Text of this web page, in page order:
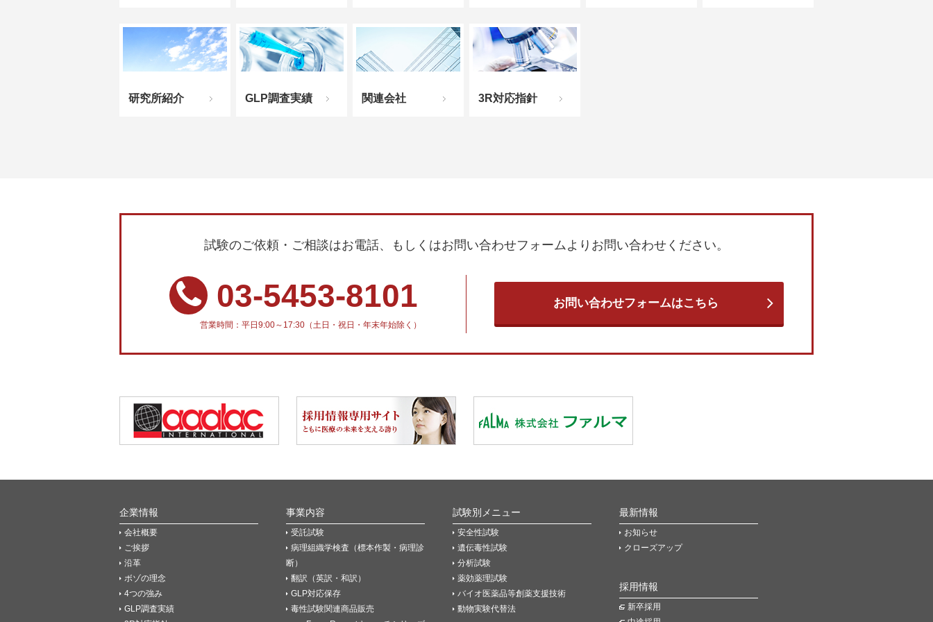
研究所紹介 GLP調査実績 関連会社 3R対応指針
試験のご依頼・ご相談はお電話、もしくはお問い合わせフォームよりお問い合わせください。
03-5453-8101
営業時間：平日9:00～17:30（土日・祝日・年末年始除く）
お問い合わせフォームはこちら
企業情報
会社概要
ご挨拶
沿革
ボゾの理念
4つの強み
GLP調査実績
事業内容
受託試験
病理組織学検査（標本作製・病理診
断）
翻訳（英訳・和訳）
GLP対応保存
毒性試験関連商品販売
試験別メニュー
安全性試験
遺伝毒性試験
分析試験
薬効薬理試験
バイオ医薬品等創薬支援技術
動物実験代替法
最新情報
お知らせ
クローズアップ
採用情報
新卒採用